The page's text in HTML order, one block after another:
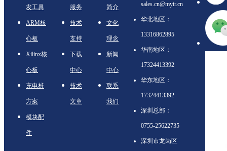
发工具
ARM核
心板
Xilinx核
心板
充电桩
方案
模块配
件
服务
技术
支持
下载
中心
技术
文章
简介
文化
理念
新闻
中心
联系
我们
sales.cn@myir.cn
华北地区：
13316862895
华南地区：
17324413392
华东地区：
17324413392
深圳总部：
0755-25622735
深圳市龙岗区